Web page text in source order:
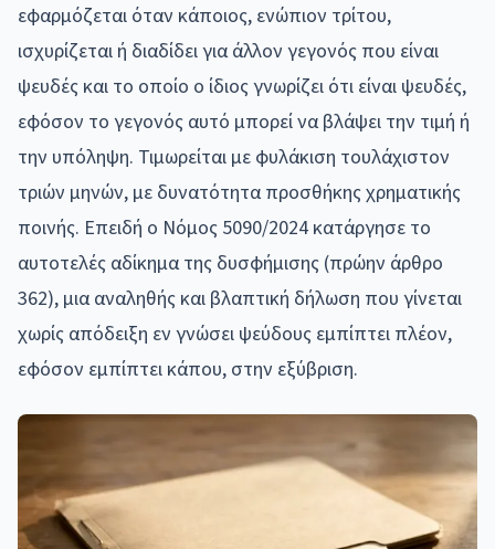
εφαρμόζεται όταν κάποιος, ενώπιον τρίτου,
ισχυρίζεται ή διαδίδει για άλλον γεγονός που είναι
ψευδές και το οποίο ο ίδιος γνωρίζει ότι είναι ψευδές,
εφόσον το γεγονός αυτό μπορεί να βλάψει την τιμή ή
την υπόληψη. Τιμωρείται με φυλάκιση τουλάχιστον
τριών μηνών, με δυνατότητα προσθήκης χρηματικής
ποινής. Επειδή ο Νόμος 5090/2024 κατάργησε το
αυτοτελές αδίκημα της δυσφήμισης (πρώην άρθρο
362), μια αναληθής και βλαπτική δήλωση που γίνεται
χωρίς απόδειξη εν γνώσει ψεύδους εμπίπτει πλέον,
εφόσον εμπίπτει κάπου, στην εξύβριση.